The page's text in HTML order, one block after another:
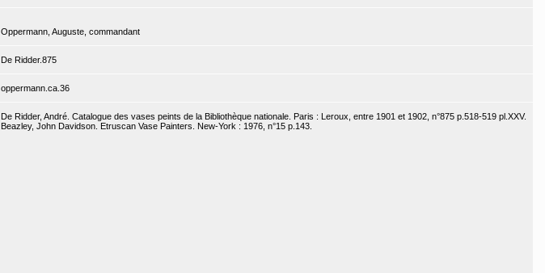
Oppermann, Auguste, commandant
De Ridder.875
oppermann.ca.36
De Ridder, André. Catalogue des vases peints de la Bibliothèque nationale. Paris : Leroux, entre 1901 et 1902, n°875 p.518-519 pl.XXV.
Beazley, John Davidson. Etruscan Vase Painters. New-York : 1976, n°15 p.143.